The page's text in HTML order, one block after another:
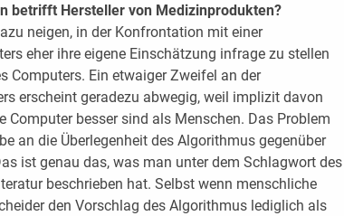
betrifft Hersteller von Medizinprodukten?
neigen, in der Konfrontation mit einer
eher ihre eigene Einschätzung infrage zu stellen
Computers. Ein etwaiger Zweifel an der
erscheint geradezu abwegig, weil implizit davon
Computer besser sind als Menschen. Das Problem
an die Überlegenheit des Algorithmus gegenüber
ist genau das, was man unter dem Schlagwort des
beschrieben hat. Selbst wenn menschliche
den Vorschlag des Algorithmus lediglich als